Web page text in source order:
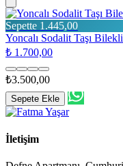
Sepette 1.445,00
Yoncalı Sodalit Taşı
₺ 1.700,00
₺3.500,00
Sepete Ekle
İletişim